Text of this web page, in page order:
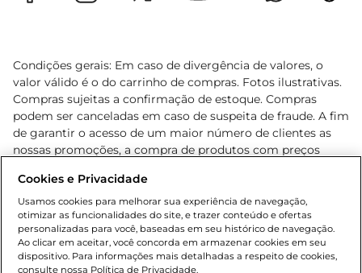
Condições gerais: Em caso de divergência de valores, o
valor válido é o do carrinho de compras. Fotos ilustrativas.
Compras sujeitas a confirmação de estoque. Compras
podem ser canceladas em caso de suspeita de fraude. A fim
de garantir o acesso de um maior número de clientes as
nossas promoções, a compra de produtos com preços
cliente. Os preços, ofertas e condições são exclusivos para
o e-commerce e válidos durante o dia de hoje, podendo
sofrer alterações sem prévia notificação. Proibida a venda
de bebidas alcoólicas para menores de 18 anos, conforme
Lei n.º 8069/90, art. 81, inciso II (Estatuto da Criança e do
Adolescente). Preços e condições exclusivos para o
Cookies e Privacidade
Usamos cookies para melhorar sua experiência de navegação,
otimizar as funcionalidades do site, e trazer conteúdo e ofertas
personalizadas para você, baseadas em seu histórico de navegação.
Ao clicar em aceitar, você concorda em armazenar cookies em seu
dispositivo. Para informações mais detalhadas a respeito de cookies,
consulte nossa Política de Privacidade.